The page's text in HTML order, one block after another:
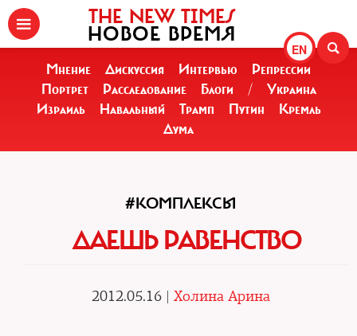
EN
THE NEW TIMES
НОВОЕ ВРЕМЯ
Мнение Дискуссия Интервью
Репрессии
Портрет
Расследование Блоги /
Украина
Израиль
Навальный Трамп Путин
Кремль
Дума
#КОМПЛЕКСЫ
ДАЕШЬ РАВЕНСТВО
2012.05.16 | Холина Арина